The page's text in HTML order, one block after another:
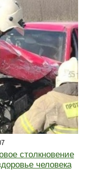
столкновение
человека